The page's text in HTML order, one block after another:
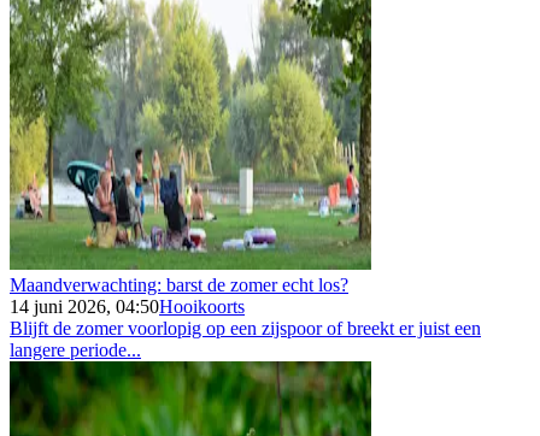
Maandverwachting: barst de zomer echt los?
14 juni 2026, 04:50Hooikoorts
Blijft de zomer voorlopig op een zijspoor of breekt er juist een
langere periode...